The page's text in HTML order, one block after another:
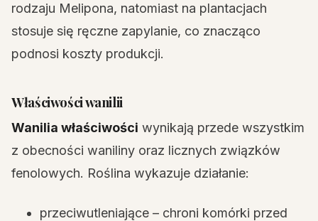
rodzaju Melipona, natomiast na plantacjach
stosuje się ręczne zapylanie, co znacząco
podnosi koszty produkcji.
Właściwości wanilii
Wanilia właściwości wynikają przede wszystkim
z obecności waniliny oraz licznych związków
fenolowych. Roślina wykazuje działanie:
przeciwutleniające – chroni komórki przed